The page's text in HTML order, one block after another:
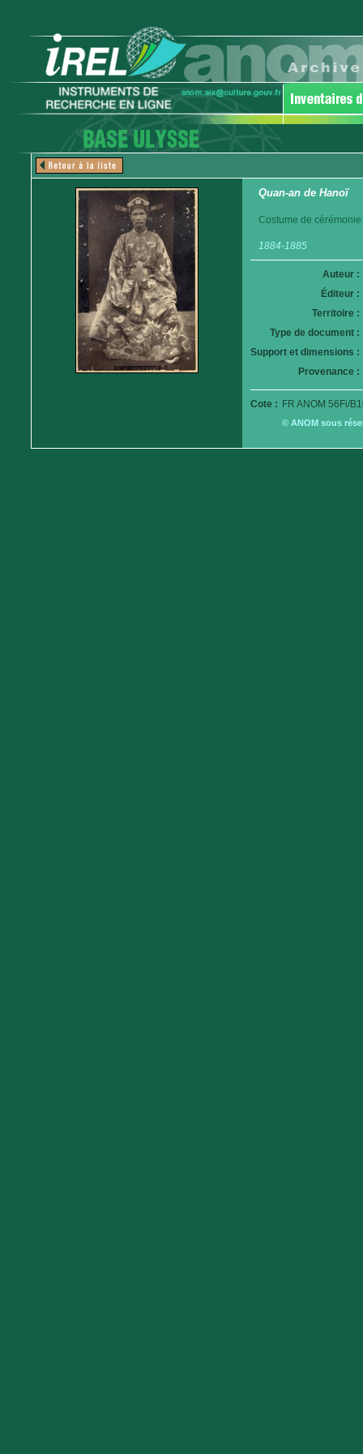
Quan-an de Hanoï
Costume de cérémonie
1884-1885
Auteur :
Éditeur :
Territoire :
Type de document :
Support et dimensions :
Provenance :
Cote : FR ANOM 56Fi/
© ANOM sous